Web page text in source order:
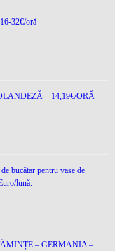
32€/oră
– 14,19€/ORĂ
bucătar pentru vase de
lună.
– GERMANIA –